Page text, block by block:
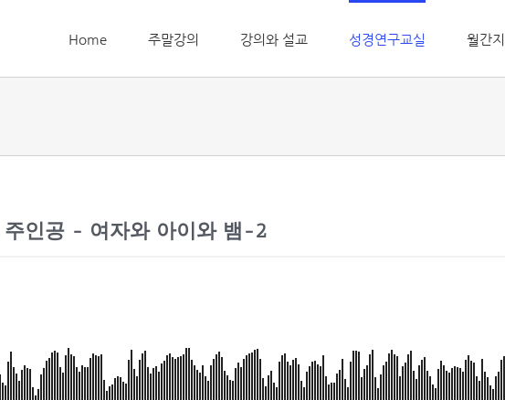
Home 주말강의 강의와 설교 성경연구교실 월간
주인공 - 여자와 아이와 뱀-2